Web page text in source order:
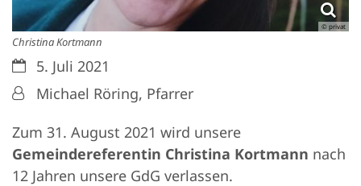
© privat
Christina Kortmann
Datum:5. Juli 2021
Von:Michael Röring, Pfarrer
Zum 31. August 2021 wird unsere
Gemeindereferentin Christina Kortmann nach
12 Jahren unsere GdG verlassen.